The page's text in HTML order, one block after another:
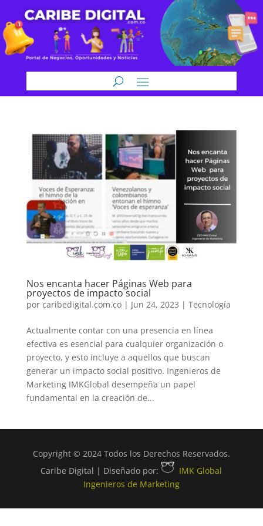
Nos encanta hacer Páginas Web para
proyectos de impacto social
por caribedigital.com.co| Jun 24, 2023 | Tecnología
Actualmente contar con una presencia en línea
efectiva es esencial para cualquier organización o
proyecto, y esto incluye a aquellos que buscan
generar un impacto social positivo. Ingenieros de
Marketing IMKGlobal desempeña un papel
fundamental en la creación de...
Copyright © 2024 Todos los Derechos Reservados.
Caribe Digital | Diseñado por:
IMK Global
Ingenieros de Marketing